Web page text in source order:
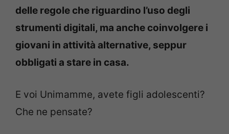
delle regole che riguardino l’uso degli
strumenti digitali, ma anche coinvolgere i
giovani in attività alternative, seppur
obbligati a stare in casa.
E voi Unimamme, avete figli adolescenti?
Che ne pensate?